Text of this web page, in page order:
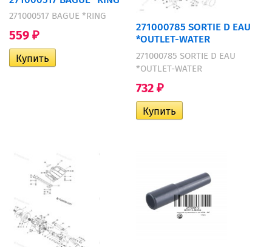
271000517 BAGUE *RING
559 ₽
271000785 SORTIE D EAU
*OUTLET-WATER
271000785 SORTIE D EAU
*OUTLET-WATER
732 ₽